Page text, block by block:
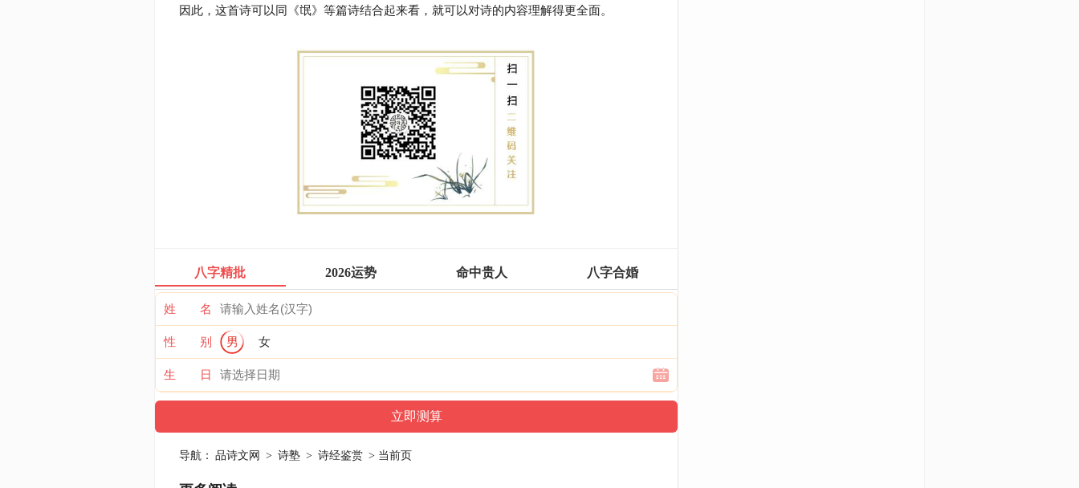
因此，这首诗可以同《氓》等篇诗结合起来看，就可以对诗的内容理解得更全面。
八字精批 2026运势 命中贵人 八字合婚
姓 名
性 别 男 女
生 日
导航： 品诗文网 > 诗塾 > 诗经鉴赏 > 当前页